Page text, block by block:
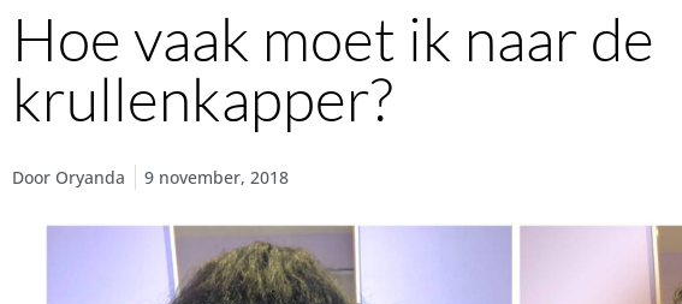
Hoe vaak moet ik naar de
krullenkapper?
Door Oryanda 9 november, 2018